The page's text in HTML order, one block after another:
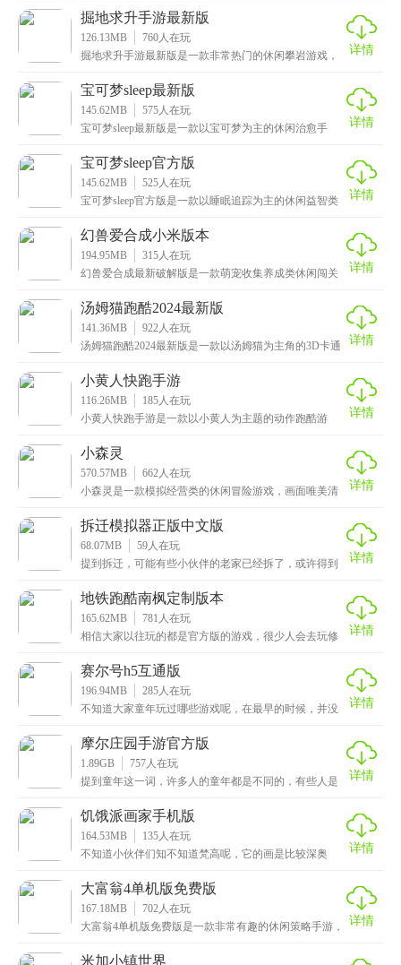
龙
掘地求升手游最新版
126.13MB 760人在玩
掘地求升手游最新版是一款非常热门的休闲攀岩游戏，
人物
详情
宝可梦sleep最新版
145.62MB 575人在玩
宝可梦sleep最新版是一款以宝可梦为主的休闲治愈手
详情
宝可梦sleep官方版
145.62MB 525人在玩
宝可梦sleep官方版是一款以睡眠追踪为主的休闲益智类
详情
幻兽爱合成小米版本
194.95MB 315人在玩
幻兽爱合成最新破解版是一款萌宠收集养成类休闲闯关
种不
详情
汤姆猫跑酷2024最新版
141.36MB 922人在玩
汤姆猫跑酷2024最新版是一款以汤姆猫为主角的3D卡通
详情
小黄人快跑手游
116.26MB 185人在玩
小黄人快跑手游是一款以小黄人为主题的动作跑酷游
爱，搭配
详情
小森灵
570.57MB 662人在玩
小森灵是一款模拟经营类的休闲冒险游戏，画面唯美清
软萌
详情
拆迁模拟器正版中文版
68.07MB 59人在玩
提到拆迁，可能有些小伙伴的老家已经拆了，或许得到
玩过
详情
地铁跑酷南枫定制版本
165.62MB 781 人在玩
相信大家以往玩的都是官方版的游戏，很少人会去玩修
比较
详情
赛尔号h5互通版
196.94MB 285人在玩
不知道大家童年玩过哪些游戏呢，在最早的时候，并没
类的
详情
摩尔庄园手游官方版
1.89GB 757人在玩
提到童年这一词，许多人的童年都是不同的，有些人是
动画
详情
饥饿派画家手机版
164.53MB 135人在玩
不知道小伙伴们知不知道梵高呢，它的画是比较深奥
家的呢
详情
大富翁4单机版免费版
167.18MB 702人在玩
大富翁4单机版免费版是一款非常有趣的休闲策略手游，
可
详情
米加小镇世界